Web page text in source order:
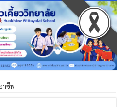
าชีพ